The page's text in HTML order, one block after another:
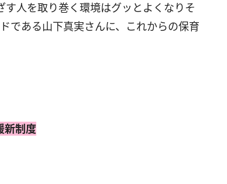
人を取り巻く環境はグッとよくなりそ
である山下真実さんに、これからの保育
新制度